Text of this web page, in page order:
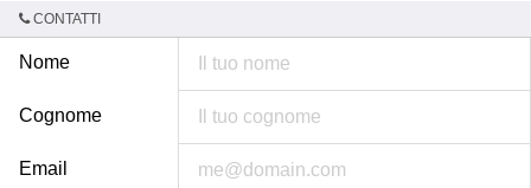
CONTATTI
Nome
Cognome
Email